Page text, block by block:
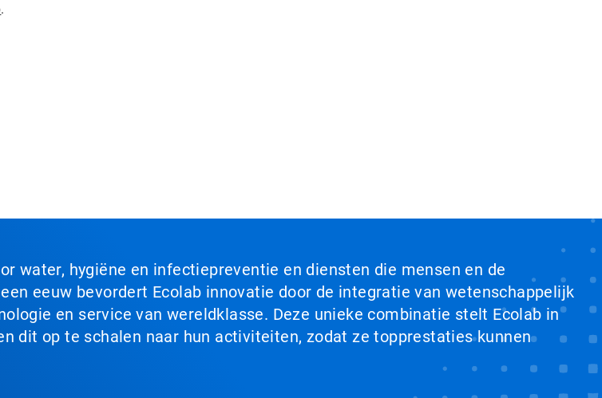
.
water, hygiëne en infectiepreventie en diensten die mensen en de
eeuw bevordert Ecolab innovatie door de integratie van wetenschappelijk
en service van wereldklasse. Deze unieke combinatie stelt Ecolab in
dit op te schalen naar hun activiteiten, zodat ze topprestaties kunnen